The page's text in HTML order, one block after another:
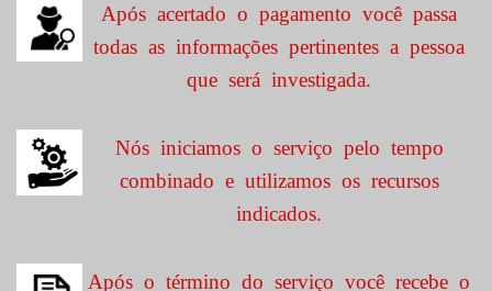
Após acertado o pagamento você passa
todas as informações pertinentes a pessoa
que será investigada.
Nós iniciamos o serviço pelo tempo
combinado e utilizamos os recursos
indicados.
Após o término do serviço você recebe o